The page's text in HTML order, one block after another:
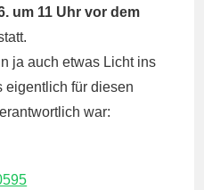
um 11 Uhr vor dem
ja auch etwas Licht ins
eigentlich für diesen
war: